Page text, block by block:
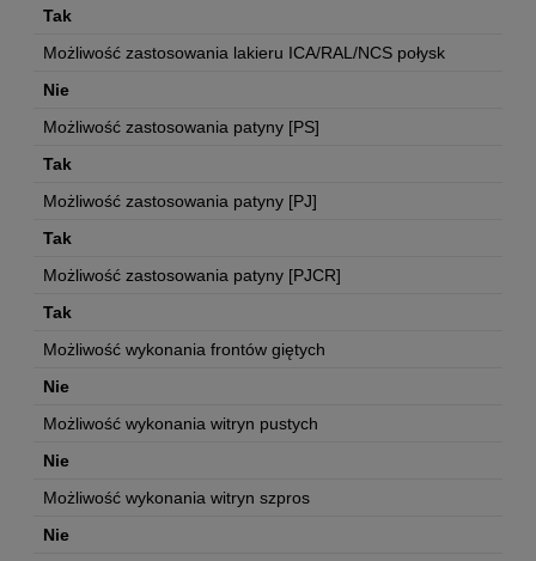
Tak
Możliwość zastosowania lakieru ICA/RAL/NCS połysk
Nie
Możliwość zastosowania patyny [PS]
Tak
Możliwość zastosowania patyny [PJ]
Tak
Możliwość zastosowania patyny [PJCR]
Tak
Możliwość wykonania frontów giętych
Nie
Możliwość wykonania witryn pustych
Nie
Możliwość wykonania witryn szpros
Nie